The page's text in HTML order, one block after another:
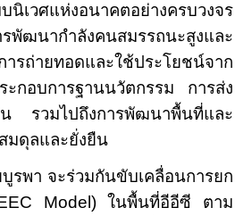
เวศแห่งอนาคตอย่างครบวงจร
นากำลังคนสมรรถนะสูงและ
รถ่ายทอดและใช้ประโยชน์จาก
ะกอบการฐานนวัตกรรม การส่ง
น รวมไปถึงการพัฒนาพื้นที่และ
มดุลและยั่งยืน
รพา จะร่วมกันขับเคลื่อนการยก
Model)ในพื้นที่อีอีซี ตาม